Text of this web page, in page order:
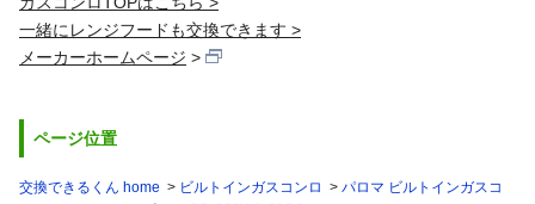
一緒にレンジフードも交換できます >
メーカーホームページ
ページ位置
交換できるくん home ビルトインガスコンロ
パロマ ビルトインガスコ